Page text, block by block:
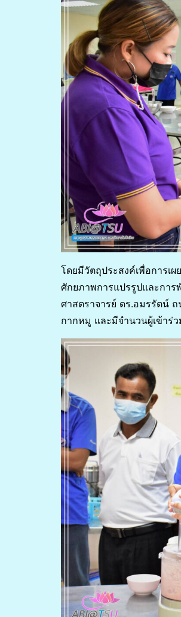
โดยมีวัตถุประสงค์เพื่อการเ
ศักยภาพการแปรรูปและกา
ศาสตราจารย์ ดร.อมรรัตน์
กากหมู และมีจำนวนผู้เข้าร่